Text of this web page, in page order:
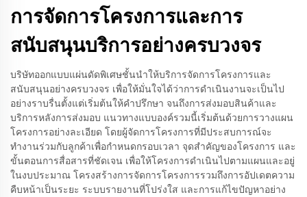
การจัดการโครงการและการ
สนับสนุนบริการอย่างครบวงจร
บริษัทออกแบบแผ่นดัดพิเศษชั้นนำให้บริการจัดการโครงการและ
สนับสนุนอย่างครบวงจร เพื่อให้มั่นใจได้ว่าการดำเนินงานจะเป็นไป
อย่างราบรื่นตั้งแต่เริ่มต้นให้คำปรึกษา จนถึงการส่งมอบสินค้าและ
บริการหลังการส่งมอบ แนวทางแบบองค์รวมนี้เริ่มต้นด้วยการวางแผน
โครงการอย่างละเอียด โดยผู้จัดการโครงการที่มีประสบการณ์จะ
ทำงานร่วมกับลูกค้าเพื่อกำหนดกรอบเวลา จุดสำคัญของโครงการ และ
ขั้นตอนการสื่อสารที่ชัดเจน เพื่อให้โครงการดำเนินไปตามแผนและอยู่
ในงบประมาณ โครงสร้างการจัดการโครงการรวมถึงการอัปเดตความ
คืบหน้าเป็นระยะ ระบบรายงานที่โปร่งใส และการแก้ไขปัญหาอย่าง